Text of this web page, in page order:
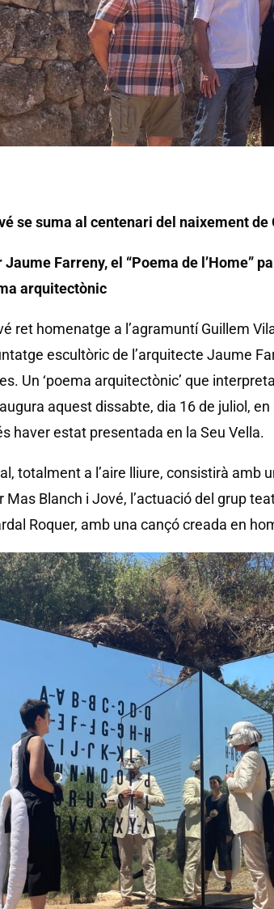
se suma al centenari del naixement
Farreny, el “Poema de l’Home”
arquitectònic
ret homenatge a l’agramuntí Guillem
escultòric de l’arquitecte Jaume
Un ‘poema arquitectònic’ que
aquest dissabte, dia 16 de juliol,
haver estat presentada en la Seu Vella.
totalment a l’aire lliure, consistirà amb
Mas Blanch i Jové, l’actuació del grup
Roquer, amb una cançó creada en